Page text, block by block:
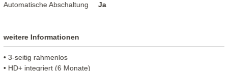
Automatische Abschaltung Ja
weitere Informationen
• 3-seitig rahmenlos
• HD+ integriert (6 Monate)